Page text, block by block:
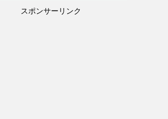
スポンサーリンク